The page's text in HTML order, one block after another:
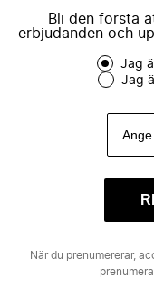
Bli den första
erbjudanden och
Jag
Jag
När du prenumererar,